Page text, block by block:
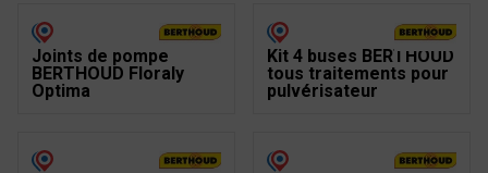
Joints de pompe
BERTHOUD Floraly
Optima
Kit 4 buses BERTHOUD
tous traitements pour
pulvérisateur